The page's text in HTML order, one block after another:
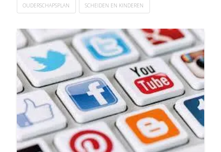
OUDERSCHAPSPLAN SCHEIDEN EN KINDEREN